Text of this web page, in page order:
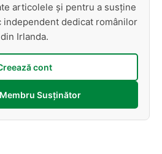
articolele și pentru a susține
dedicat românilor
din Irlanda.
cont
Susținător